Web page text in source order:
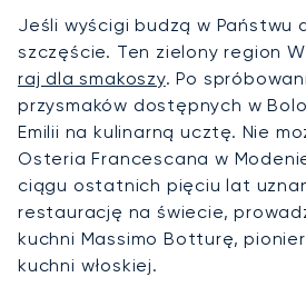
Jeśli wyścigi budzą w
szczęście. Ten zielony region
raj dla smakoszy. Po
przysmaków dostępnych w
Emilii na kulinarną ucztę. Nie
Osteria Francescana w
ciągu ostatnich pięciu lat
restaurację na świecie,
kuchni Massimo Botturę,
kuchni włoskiej.